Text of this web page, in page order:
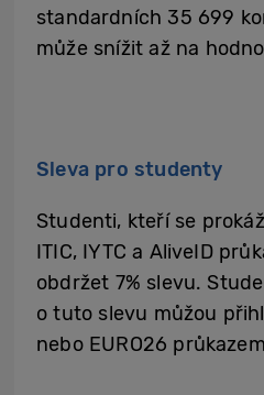
standardních 35 699
může snížit až na
Sleva pro studenty
Studenti, kteří se
ITIC, IYTC a AliveID
obdržet 7% slevu.
o tuto slevu můžou
nebo EURO26